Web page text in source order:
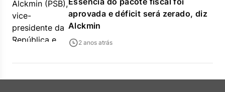
aprovada e déficit será zerado, diz
Alckmin
2 anos atrás